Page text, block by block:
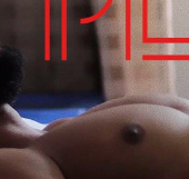
劇情介紹